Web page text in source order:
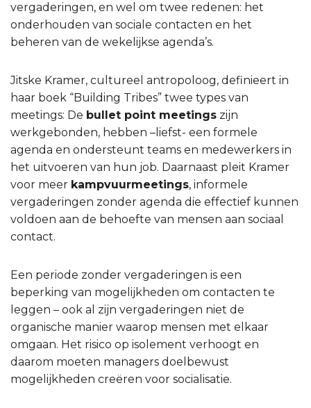
vergaderingen, en wel om twee redenen: het
onderhouden van sociale contacten en het
beheren van de wekelijkse agenda’s.
Jitske Kramer, cultureel antropoloog, definieert in
haar boek “Building Tribes” twee types van
meetings: De bullet point meetings zijn
werkgebonden, hebben –liefst- een formele
agenda en ondersteunt teams en medewerkers in
het uitvoeren van hun job. Daarnaast pleit Kramer
voor meer kampvuurmeetings, informele
vergaderingen zonder agenda die effectief kunnen
voldoen aan de behoefte van mensen aan sociaal
contact.
Een periode zonder vergaderingen is een
beperking van mogelijkheden om contacten te
leggen – ook al zijn vergaderingen niet de
organische manier waarop mensen met elkaar
omgaan. Het risico op isolement verhoogt en
daarom moeten managers doelbewust
mogelijkheden creëren voor socialisatie.